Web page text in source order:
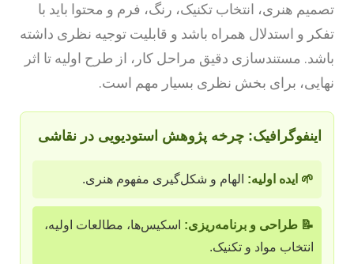
هنری، انتخاب تکنیک، رنگ، فرم و محتوا باید با
و استدلال همراه باشد و قابلیت توجیه نظری داشته
مستندسازی دقیق مراحل کار، از طرح اولیه تا اثر
برای بخش نظری بسیار مهم است.
اینفوگرافیک: چرخه پژوهش استودیویی در نقاشی
🌱 ایده اولیه:الهام و شکل‌گیری مفهوم هنری.
📝 طراحی و برنامه‌ریزی: اسکیس‌ها، مطالعات اولیه،
انتخاب مواد و تکنیک.